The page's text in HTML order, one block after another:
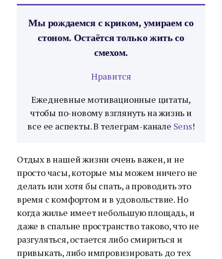
Мы рождаемся с криком, умираем со
стоном. Остаётся только жить со
смехом.
Нравится
Ежедневные мотивационные цитаты,
чтобы по-новому взглянуть на жизнь и
все ее аспекты. В телеграм-канале Sens!
Отдых в нашей жизни очень важен, и не
просто часы, которые мы можем ничего не
делать или хотя бы спать, а проводить это
время с комфортом и в удовольствие. Но
когда жилье имеет небольшую площадь, и
даже в спальне пространство таково, что не
разгуляться, остается либо смириться и
привыкать, либо импровизировать до тех